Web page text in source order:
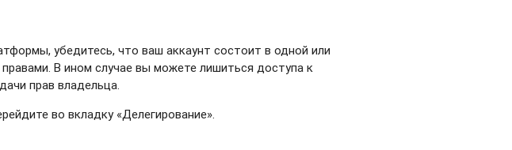
убедитесь, что ваш аккаунт состоит в одной или
В ином случае вы можете лишиться доступа к
прав владельца.
во вкладку «Делегирование».